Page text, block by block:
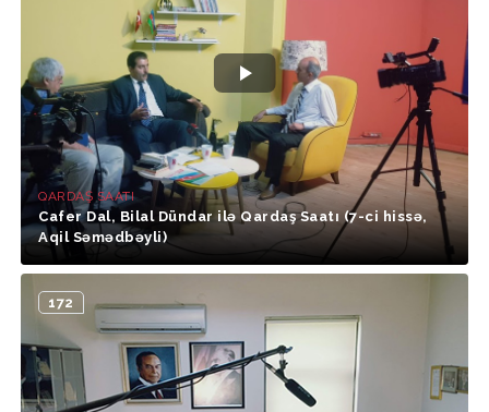
QARDAŞ SAATI
Cafer Dal, Bilal Dündar ilə Qardaş Saatı (7-ci hissə,
Aqil Səmədbəyli)
172